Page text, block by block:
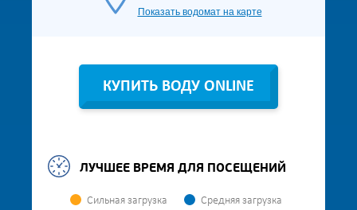
Показать водомат на карте
КУПИТЬ ВОДУ ONLINE
ЛУЧШЕЕ ВРЕМЯ ДЛЯ ПОСЕЩЕНИЙ
Сильная загрузка
Средняя загрузка